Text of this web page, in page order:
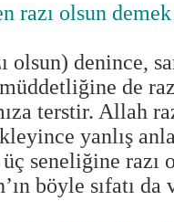
razı olsun
olsun) denince,
de
terstir. Allah
yanlış
seneliğine razı
böyle sıfatı da